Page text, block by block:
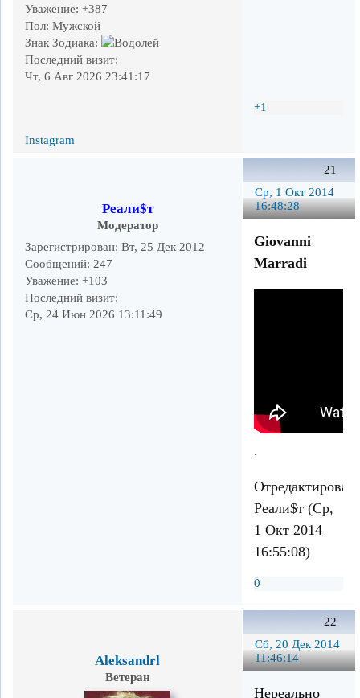
Уважение: +387
Пол: Мужской
Знак Зодиака:
Последний визит:
Чт, 6 Авг 2026 23:41:17
+1
Instagram
21
Ср, 1 Окт 2014
16:48:28
Реали$т
Модератор
Зарегистрирован: Вт, 25 Дек 2012
Сообщений: 247
Уважение: +103
Последний визит:
Ср, 24 Июн 2026 13:11:49
Giovanni
Marradi
.
Реали$т (Ср,
1 Окт 2014
16:55:08)
0
22
Сб, 20 Дек 2014
11:46:14
Aleksandrl
Ветеран
Нереально